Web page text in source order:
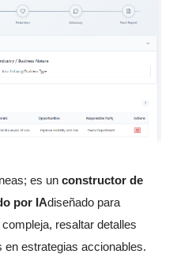
es un constructor de
por IAdiseñado para
resaltar detalles
estrategias accionables.